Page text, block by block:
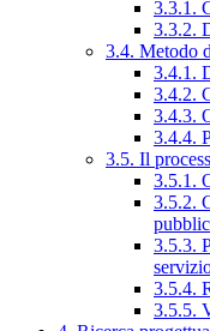
3.3.1.
3.3.2.
3.4. Metodo
3.4.1.
3.4.2.
3.4.3.
3.4.4.
3.5. Il
3.5.1.
3.5.2.
3.5.3.
3.5.4.
3.5.5.